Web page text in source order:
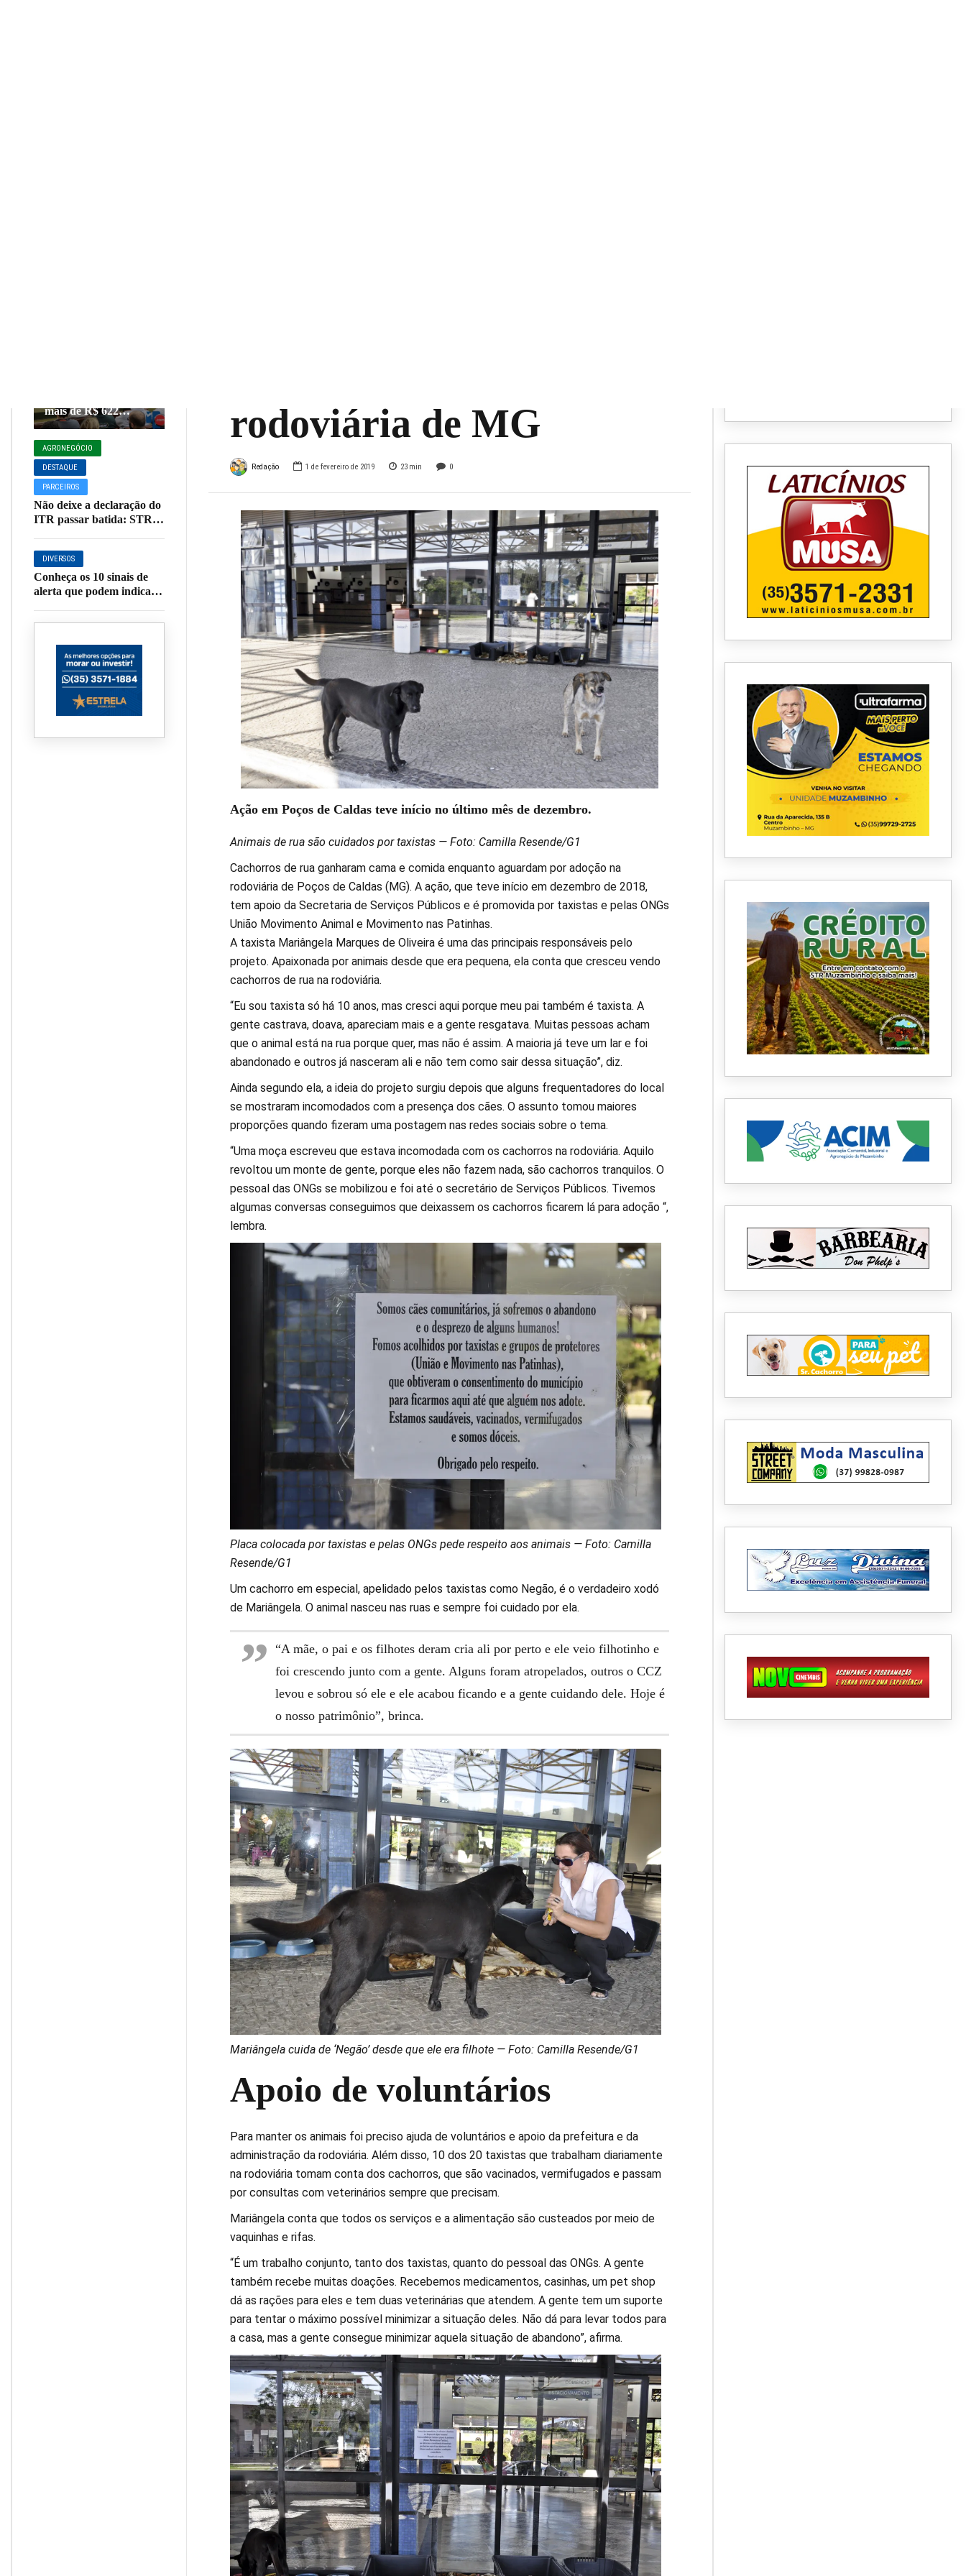
mais de R$ 622
milhões aos
cooperados em
decisão histórica
sobre o Funrural
AGRONEGÓCIO
DESTAQUE
PARCEIROS
Não deixe a declaração do
ITR passar batida: STR
produtores sobre o prazo
de entrega
DIVERSOS
Conheça os 10 sinais de
alerta que podem indicar
demências
rodoviária de MG
Redação 1 de fevereiro de 2019 23 min 0
Ação em Poços de Caldas teve início no último mês de dezembro.
Animais de rua são cuidados por taxistas — Foto: Camilla Resende/G1
Cachorros de rua ganharam cama e comida enquanto aguardam por adoção na
rodoviária de Poços de Caldas (MG). A ação, que teve início em dezembro de 2018,
tem apoio da Secretaria de Serviços Públicos e é promovida por taxistas e pelas ONGs
União Movimento Animal e Movimento nas Patinhas.
A taxista Mariângela Marques de Oliveira é uma das principais responsáveis pelo
projeto. Apaixonada por animais desde que era pequena, ela conta que cresceu vendo
cachorros de rua na rodoviária.
“Eu sou taxista só há 10 anos, mas cresci aqui porque meu pai também é taxista. A
gente castrava, doava, apareciam mais e a gente resgatava. Muitas pessoas acham
que o animal está na rua porque quer, mas não é assim. A maioria já teve um lar e foi
abandonado e outros já nasceram ali e não tem como sair dessa situação”, diz.
Ainda segundo ela, a ideia do projeto surgiu depois que alguns frequentadores do local
se mostraram incomodados com a presença dos cães. O assunto tomou maiores
proporções quando fizeram uma postagem nas redes sociais sobre o tema.
“Uma moça escreveu que estava incomodada com os cachorros na rodoviária. Aquilo
revoltou um monte de gente, porque eles não fazem nada, são cachorros tranquilos. O
pessoal das ONGs se mobilizou e foi até o secretário de Serviços Públicos. Tivemos
algumas conversas conseguimos que deixassem os cachorros ficarem lá para adoção “,
lembra.
Placa colocada por taxistas e pelas ONGs pede respeito aos animais — Foto: Camilla
Resende/G1
Um cachorro em especial, apelidado pelos taxistas como Negão, é o verdadeiro xodó
de Mariângela. O animal nasceu nas ruas e sempre foi cuidado por ela.
“A mãe, o pai e os filhotes deram cria ali por perto e ele veio filhotinho e
foi crescendo junto com a gente. Alguns foram atropelados, outros o CCZ
levou e sobrou só ele e ele acabou ficando e a gente cuidando dele. Hoje é
o nosso patrimônio”, brinca.
Mariângela cuida de ‘Negão’ desde que ele era filhote — Foto: Camilla Resende/G1
Apoio de voluntários
Para manter os animais foi preciso ajuda de voluntários e apoio da prefeitura e da
administração da rodoviária. Além disso, 10 dos 20 taxistas que trabalham diariamente
na rodoviária tomam conta dos cachorros, que são vacinados, vermifugados e passam
por consultas com veterinários sempre que precisam.
Mariângela conta que todos os serviços e a alimentação são custeados por meio de
vaquinhas e rifas.
“É um trabalho conjunto, tanto dos taxistas, quanto do pessoal das ONGs. A gente
também recebe muitas doações. Recebemos medicamentos, casinhas, um pet shop
dá as rações para eles e tem duas veterinárias que atendem. A gente tem um suporte
para tentar o máximo possível minimizar a situação deles. Não dá para levar todos para
a casa, mas a gente consegue minimizar aquela situação de abandono”, afirma.